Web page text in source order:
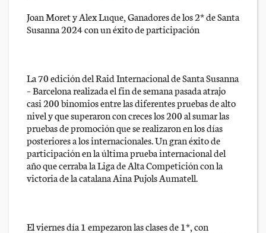
Joan Moret y Alex Luque, Ganadores de los 2* de Santa
Susanna 2024 con un éxito de participación
La 70 edición del Raid Internacional de Santa Susanna
– Barcelona realizada el fin de semana pasada atrajo
casi 200 binomios entre las diferentes pruebas de alto
nivel y que superaron con creces los 200 al sumar las
pruebas de promoción que se realizaron en los días
posteriores a los internacionales. Un gran éxito de
participación en la última prueba internacional del
año que cerraba la Liga de Alta Competición con la
victoria de la catalana Aina Pujols Aumatell.
El viernes día 1 empezaron las clases de 1*, con